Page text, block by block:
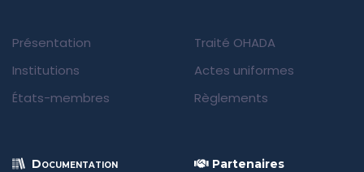
Présentation
Institutions
États-membres
Traité OHADA
Actes uniformes
Règlements
Documentation Partenaires